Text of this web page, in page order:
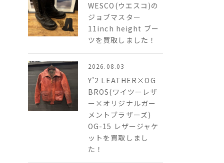
WESCO(ウエスコ)の
ジョブマスター
11inch height ブー
ツを買取しました！
2026.08.03
Y’2 LEATHER×OG
BROS(ワイツーレザ
ー×オリジナルガー
メントブラザーズ)
OG-15 レザージャケ
ットを買取しまし
た！